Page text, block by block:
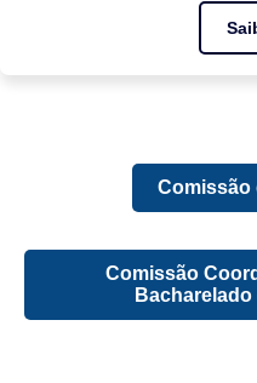
Comissão
Comissão